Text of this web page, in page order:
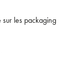
les packaging